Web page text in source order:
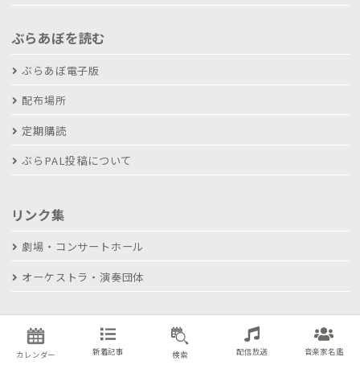
ぶらあぼを読む
ぶらあぼ電子版
配布場所
定期購読
ぶらPAL投稿について
リンク集
劇場・コンサートホール
オーケストラ・演奏団体
ぶらあぼONLINEとは
コンサート情報掲載について
カレンダー 新着記事 検索 配信放送 音楽家名鑑